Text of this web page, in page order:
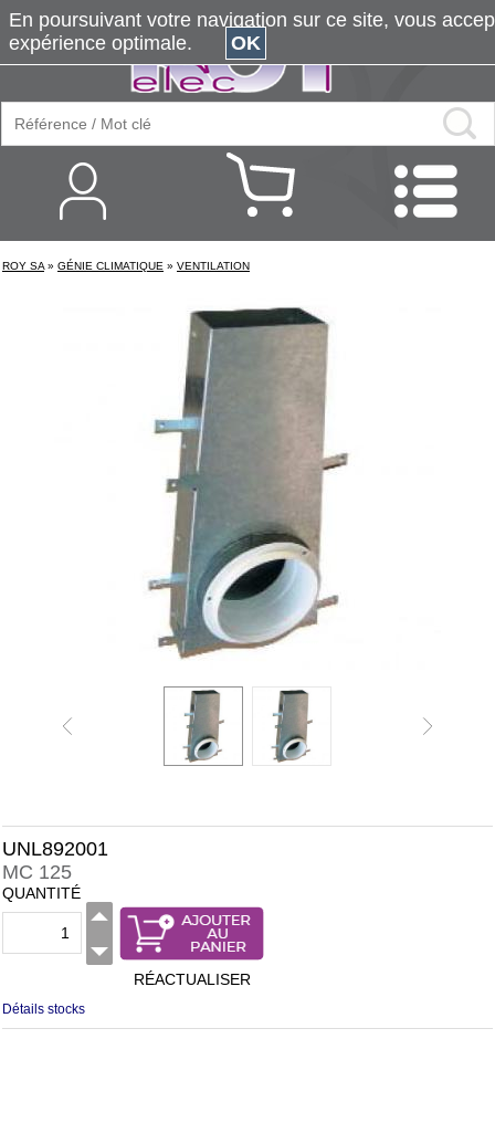
ROY SA » GÉNIE CLIMATIQUE » VENTILATION
UNL892001
MC 125
QUANTITÉ
RÉACTUALISER
Détails stocks
En poursuivant votre navigation sur ce site, vous
expérience optimale.
OK